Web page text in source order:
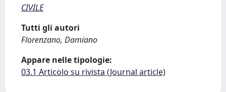
CIVILE
Tutti gli autori
Florenzano, Damiano
Appare nelle tipologie:
03.1 Articolo su rivista (Journal article)